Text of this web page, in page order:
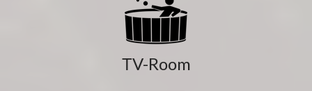
ΤV-Room